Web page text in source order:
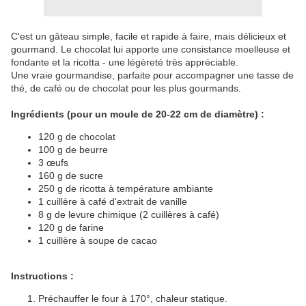
C'est un gâteau simple, facile et rapide à faire, mais délicieux et
gourmand. Le chocolat lui apporte une consistance moelleuse et
fondante et la ricotta - une légèreté très appréciable.
Une vraie gourmandise, parfaite pour accompagner une tasse de
thé, de café ou de chocolat pour les plus gourmands.
Ingrédients (pour un moule de 20-22 cm de diamètre) :
120 g de chocolat
100 g de beurre
3 œufs
160 g de sucre
250 g de ricotta à température ambiante
1 cuillère à café d'extrait de vanille
8 g de levure chimique (2 cuillères à café)
120 g de farine
1 cuillère à soupe de cacao
Instructions :
Préchauffer le four à 170°, chaleur statique.